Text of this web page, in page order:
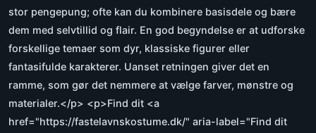
stor pengepung; ofte kan du kombinere basisdele og bære
dem med selvtillid og flair. En god begyndelse er at udforske
forskellige temaer som dyr, klassiske figurer eller
fantasifulde karakterer. Uanset retningen giver det en
ramme, som gør det nemmere at vælge farver, mønstre og
materialer.</p> <p>Find dit <a
href="https://fastelavnskostume.dk/" aria-label="Find dit